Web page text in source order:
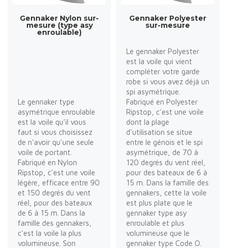
Gennaker Nylon sur-
mesure (type asy
enroulable)
Le gennaker type
asymétrique enroulable
est la voile qu'il vous
faut si vous choisissez
de n'avoir qu'une seule
voile de portant.
Fabriqué en Nylon
Ripstop, c'est une voile
légère, efficace entre 90
et 150 degrés du vent
réel, pour des bateaux
de 6 à 15 m. Dans la
famille des gennakers,
c'est la voile la plus
volumineuse. Son
Gennaker Polyester
sur-mesure
Le gennaker Polyester
est la voile qui vient
compléter votre garde
robe si vous avez déjà un
spi asymétrique.
Fabriqué en Polyester
Ripstop, c'est une voile
dont la plage
d'utilisation se situe
entre le génois et le spi
asymétrique, de 70 à
120 degrés du vent réel,
pour des bateaux de 6 à
15 m. Dans la famille des
gennakers, cette la voile
est plus plate que le
gennaker type asy
enroulable et plus
volumineuse que le
gennaker type Code O.